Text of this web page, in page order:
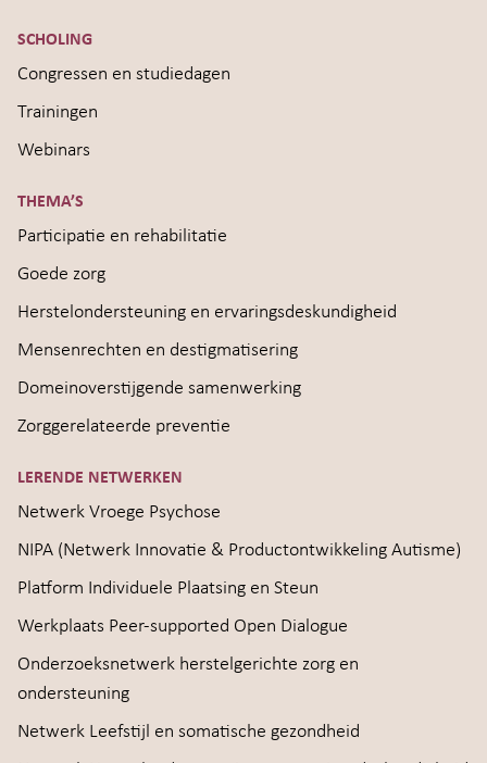
SCHOLING
Congressen en studiedagen
Trainingen
Webinars
THEMA’S
Participatie en rehabilitatie
Goede zorg
Herstelondersteuning en ervaringsdeskundigheid
Mensenrechten en destigmatisering
Domeinoverstijgende samenwerking
Zorggerelateerde preventie
LERENDE NETWERKEN
Netwerk Vroege Psychose
NIPA (Netwerk Innovatie & Productontwikkeling Autisme)
Platform Individuele Plaatsing en Steun
Werkplaats Peer-supported Open Dialogue
Onderzoeksnetwerk herstelgerichte zorg en
ondersteuning
Netwerk Leefstijl en somatische gezondheid